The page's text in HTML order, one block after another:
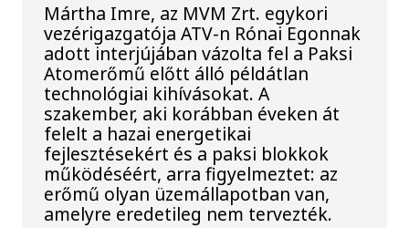
Mártha Imre, az MVM Zrt. egykori
vezérigazgatója ATV-n Rónai Egonnak
adott interjújában vázolta fel a Paksi
Atomerőmű előtt álló példátlan
technológiai kihívásokat. A
szakember, aki korábban éveken át
felelt a hazai energetikai
fejlesztésekért és a paksi blokkok
működéséért, arra figyelmeztet: az
erőmű olyan üzemállapotban van,
amelyre eredetileg nem tervezték.